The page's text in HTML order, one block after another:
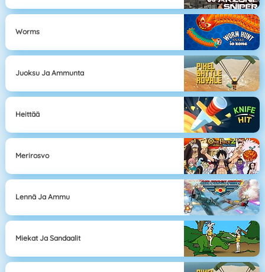
Worms
Juoksu Ja Ammunta
Heittää
Merirosvo
Lennä Ja Ammu
Miekat Ja Sandaalit